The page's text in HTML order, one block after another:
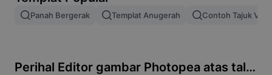
Alih keluar latar imej
Peningkat Imej
Panah Bergerak Templat Anugerah Contoh Tajuk
Perihal Editor gambar Photopea atas talian